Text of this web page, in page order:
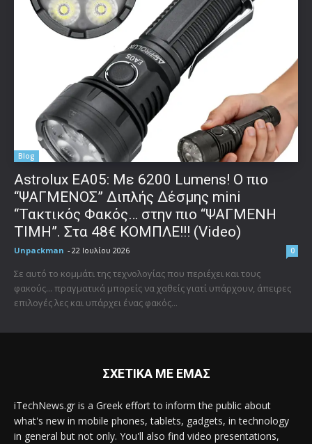
Blog
Astrolux ΕΑ05: Με 6200 Lumens! Ο πιο
“ΨΑΓΜΕΝΟΣ” Διπλής Δέσμης mini
“Τακτικός Φακός… στην πιο “ΨΑΓΜΕΝΗ
ΤΙΜΗ”. Στα 48€ ΚΟΜΠΛΕ!!! (Video)
Unpackman - 22 Ιουλίου 2026 0
Σε αυτό το κομμάτι της τεχνολογίας που περιέχει και τους
φακούς... πραγματικά μπορείς να χαθείς γιατί υπάρχουν, άπειρες
επιλογές λες και υπάρχει ένας φακός...
ΣΧΕΤΙΚΑ ΜΕ ΕΜΑΣ
iTechNews.gr is a Greek effort to inform the public about
what's new in mobile phones, tablets, gadgets, in technology
in general but not only. You'll also find video presentations,